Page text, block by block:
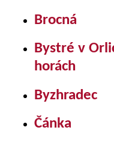
Brocná
Bystré v
horách
Byzhradec
Čánka